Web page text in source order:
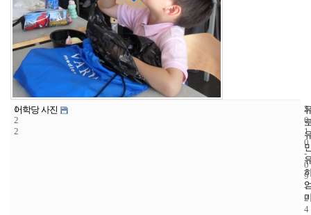
1
2
2
어학당 사진 5
2
0
1
0
-
0
9
-
2
4